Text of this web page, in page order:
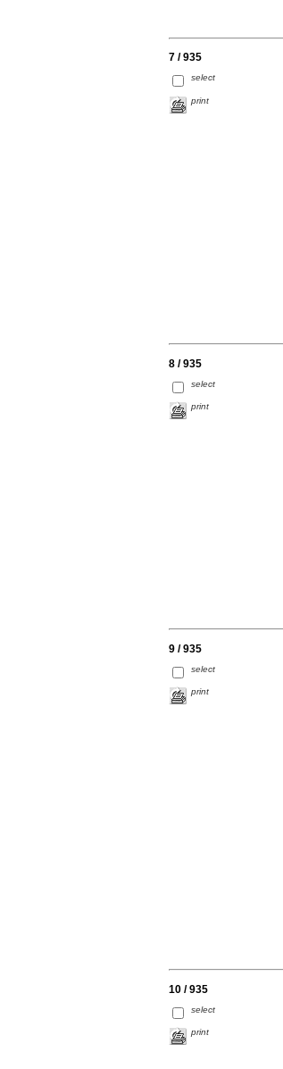
7 / 935
select
print
8 / 935
select
print
9 / 935
select
print
10 / 935
select
print